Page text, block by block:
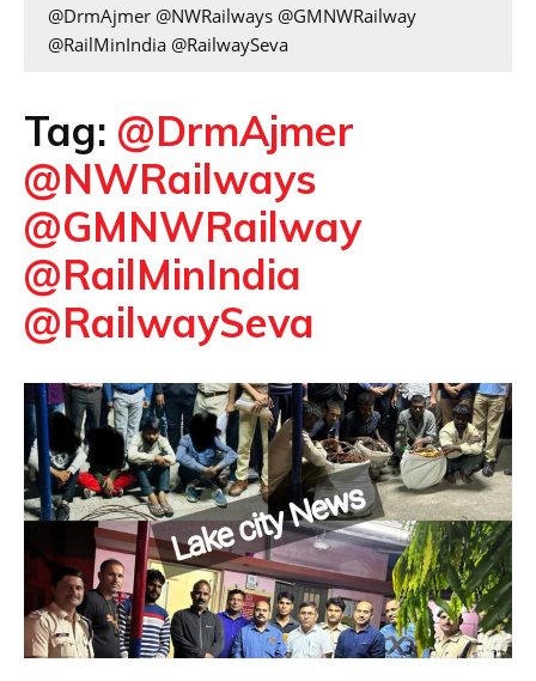
@DrmAjmer @NWRailways @GMNWRailway
@RailMinIndia @RailwaySeva
Tag: @DrmAjmer
@NWRailways
@GMNWRailway
@RailMinIndia
@RailwaySeva